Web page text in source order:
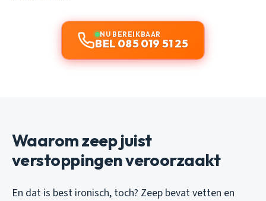
NU BEREIKBAAR
BEL 085 019 51 25
Waarom zeep juist
verstoppingen veroorzaakt
En dat is best ironisch, toch? Zeep bevat vetten en